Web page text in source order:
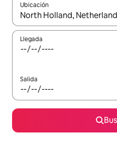
Ubicación
Cuando los resultados estén
Llegada
Salida